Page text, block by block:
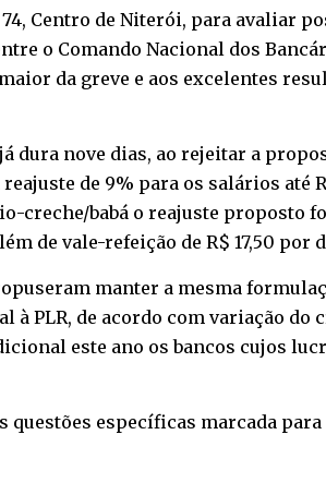
Centro de Niterói, para avaliar
o Comando Nacional dos
da greve e aos excelentes
dura nove dias, ao rejeitar a
de 9% para os salários até
babá o reajuste proposto
de vale-refeição de R$ 17,50 por
manter a mesma
PLR, de acordo com variação
este ano os bancos cujos
questões específicas marcada